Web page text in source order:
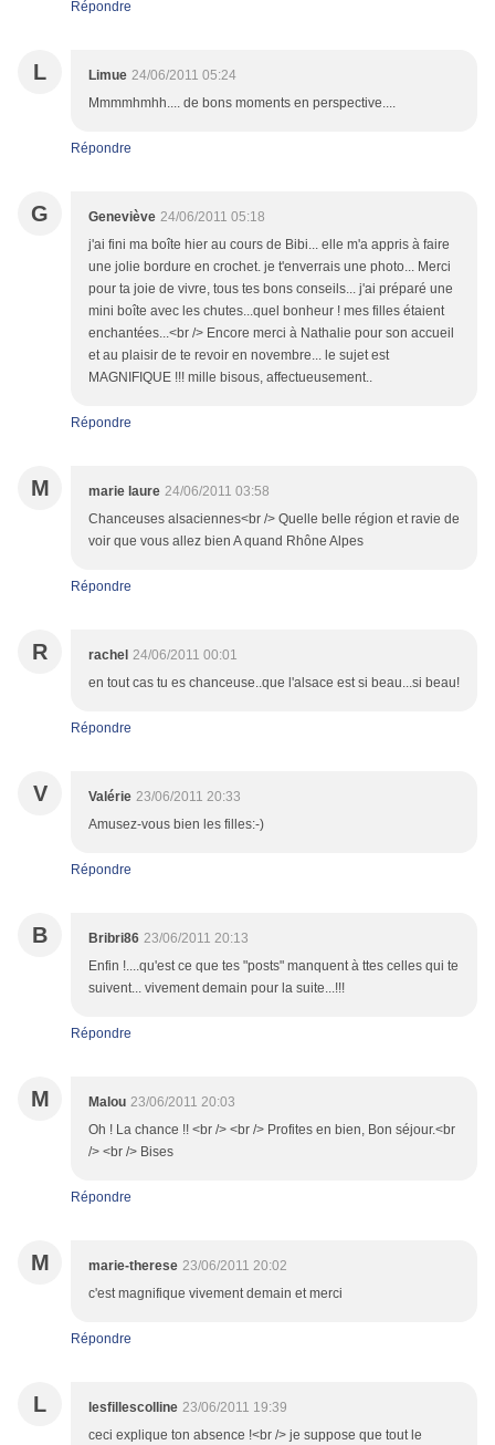
Répondre
L Limue 24/06/2011 05:24
Mmmmhmhh.... de bons moments en perspective....
Répondre
G Geneviève 24/06/2011 05:18
j'ai fini ma boîte hier au cours de Bibi... elle m'a appris à faire
une jolie bordure en crochet. je t'enverrais une photo... Merci
pour ta joie de vivre, tous tes bons conseils... j'ai préparé une
mini boîte avec les chutes...quel bonheur ! mes filles étaient
enchantées...<br /> Encore merci à Nathalie pour son accueil
et au plaisir de te revoir en novembre... le sujet est
MAGNIFIQUE !!! mille bisous, affectueusement..
Répondre
M marie laure 24/06/2011 03:58
Chanceuses alsaciennes<br /> Quelle belle région et ravie de
voir que vous allez bien A quand Rhône Alpes
Répondre
R rachel 24/06/2011 00:01
en tout cas tu es chanceuse..que l'alsace est si beau...si beau!
Répondre
V Valérie 23/06/2011 20:33
Amusez-vous bien les filles:-)
Répondre
B Bribri86 23/06/2011 20:13
Enfin !....qu'est ce que tes "posts" manquent à ttes celles qui te
suivent... vivement demain pour la suite...!!!
Répondre
M Malou 23/06/2011 20:03
Oh ! La chance !! <br /> <br /> Profites en bien, Bon séjour.<br
/> <br /> Bises
Répondre
M marie-therese 23/06/2011 20:02
c'est magnifique vivement demain et merci
Répondre
L lesfillescolline 23/06/2011 19:39
ceci explique ton absence !<br /> je suppose que tout le